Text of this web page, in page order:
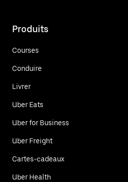
Produits
Courses
Conduire
Livrer
Uber Eats
Uber for Business
Uber Freight
Cartes-cadeaux
Uber Health